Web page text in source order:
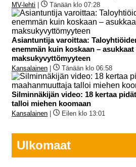
MV-lehti Tänään klo 07:28
Asiantuntija varoittaa:
enemmän kuin koskaan –
maksukyvyttömyyteen
Kansalainen Tänään klo 06:58
Silminnäkijän video: 18 kertaa
talloi miehen koomaan
Kansalainen Eilen klo 13:01
Ulkomaat